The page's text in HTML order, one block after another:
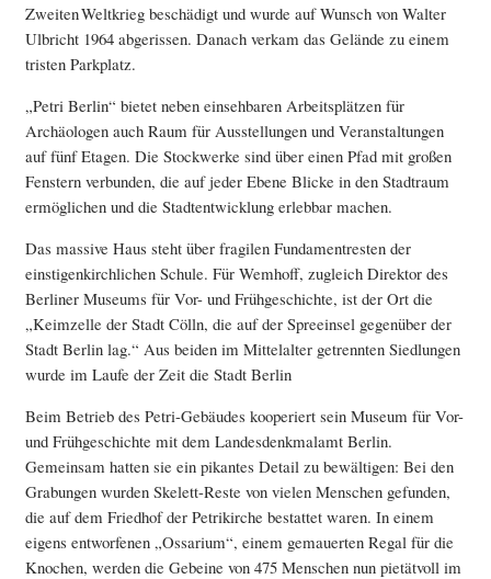
Zweiten Weltkrieg beschädigt und wurde auf Wunsch von Walter
Ulbricht 1964 abgerissen. Danach verkam das Gelände zu einem
tristen Parkplatz.
„Petri Berlin“ bietet neben einsehbaren Arbeitsplätzen für
Archäologen auch Raum für Ausstellungen und Veranstaltungen
auf fünf Etagen. Die Stockwerke sind über einen Pfad mit großen
Fenstern verbunden, die auf jeder Ebene Blicke in den Stadtraum
ermöglichen und die Stadtentwicklung erlebbar machen.
Das massive Haus steht über fragilen Fundamentresten der
einstigenkirchlichen Schule. Für Wemhoff, zugleich Direktor des
Berliner Museums für Vor- und Frühgeschichte, ist der Ort die
„Keimzelle der Stadt Cölln, die auf der Spreeinsel gegenüber der
Stadt Berlin lag.“ Aus beiden im Mittelalter getrennten Siedlungen
wurde im Laufe der Zeit die Stadt Berlin
Beim Betrieb des Petri-Gebäudes kooperiert sein Museum für Vor-
und Frühgeschichte mit dem Landesdenkmalamt Berlin.
Gemeinsam hatten sie ein pikantes Detail zu bewältigen: Bei den
Grabungen wurden Skelett-Reste von vielen Menschen gefunden,
die auf dem Friedhof der Petrikirche bestattet waren. In einem
eigens entworfenen „Ossarium“, einem gemauerten Regal für die
Knochen, werden die Gebeine von 475 Menschen nun pietätvoll im